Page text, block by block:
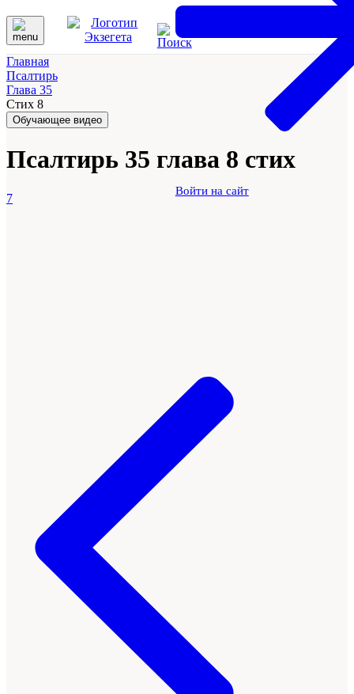
Войти на сайт
Главная
Псалтирь
Глава 35
Стих 8
Обучающее видео
Псалтирь 35 глава 8 стих
7